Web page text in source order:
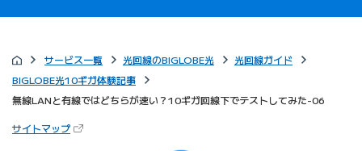
サービス一覧 光回線のBIGLOBE光
光回線ガイド
BIGLOBE光10ギガ体験記事
無線LANと有線ではどちらが速い？10ギガ回線下でテストしてみた-06
サイトマップ（新しいタブで開きます）
びっぷるのページ